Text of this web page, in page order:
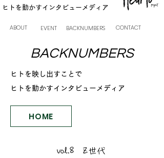
ヒトを動かす​インタビューメディア
ABOUT CONTACT
EVENT BACKNUMBERS
BACKNUMBERS
ヒトを映し出すことで
ヒトを動かす​インタビューメディア
HOME
vol.8 Z世代